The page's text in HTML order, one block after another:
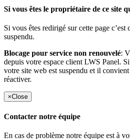
Si vous êtes le propriétaire de ce site
Si vous êtes redirigé sur cette page c’est
suspendu.
Blocage pour service non renouvelé:
depuis votre espace client LWS Panel.
votre site web est suspendu et il
réactiver.
×Close
Contacter notre équipe
En cas de problème notre équipe est à